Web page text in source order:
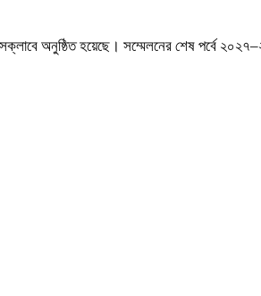
অনুষ্ঠিত হয়েছে। সম্মেলনের শেষ পর্বে